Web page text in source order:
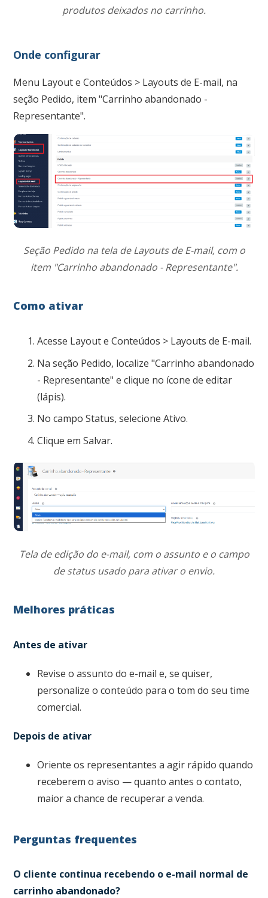
produtos deixados no carrinho.
Onde configurar
Menu Layout e Conteúdos > Layouts de E-mail, na
seção Pedido, item "Carrinho abandonado -
Representante".
Seção Pedido na tela de Layouts de E-mail, com o
item "Carrinho abandonado - Representante".
Como ativar
Acesse Layout e Conteúdos > Layouts de E-mail.
Na seção Pedido, localize "Carrinho abandonado
- Representante" e clique no ícone de editar
(lápis).
No campo Status, selecione Ativo.
Clique em Salvar.
Tela de edição do e-mail, com o assunto e o campo
de status usado para ativar o envio.
Melhores práticas
Antes de ativar
Revise o assunto do e-mail e, se quiser,
personalize o conteúdo para o tom do seu time
comercial.
Depois de ativar
Oriente os representantes a agir rápido quando
receberem o aviso — quanto antes o contato,
maior a chance de recuperar a venda.
Perguntas frequentes
O cliente continua recebendo o e-mail normal de
carrinho abandonado?